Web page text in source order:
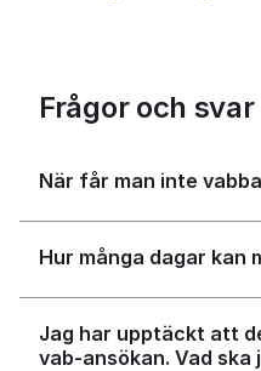
Frågor och svar
När får man inte
Hur många dagar kan
Jag har upptäckt att
vab-ansökan. Vad ska